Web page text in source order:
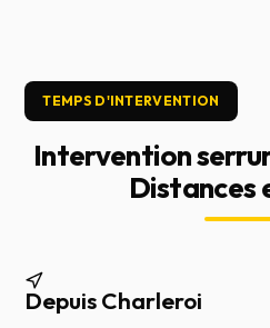
TEMPS D'INTERVENTION
Intervention
Distances
Depuis Charleroi